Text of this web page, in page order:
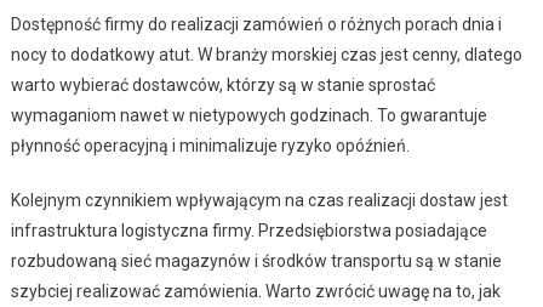
Dostępność firmy do realizacji zamówień o różnych porach dnia i
nocy to dodatkowy atut. W branży morskiej czas jest cenny, dlatego
warto wybierać dostawców, którzy są w stanie sprostać
wymaganiom nawet w nietypowych godzinach. To gwarantuje
płynność operacyjną i minimalizuje ryzyko opóźnień.
Kolejnym czynnikiem wpływającym na czas realizacji dostaw jest
infrastruktura logistyczna firmy. Przedsiębiorstwa posiadające
rozbudowaną sieć magazynów i środków transportu są w stanie
szybciej realizować zamówienia. Warto zwrócić uwagę na to, jak